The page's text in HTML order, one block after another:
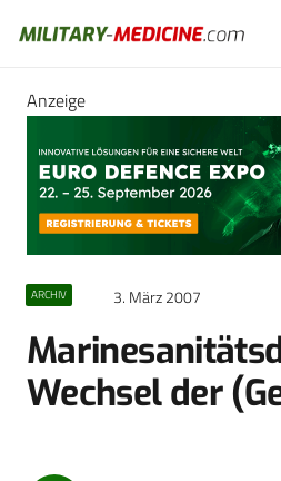
Anzeige
ARCHIV 3. März 2007
Wechsel der